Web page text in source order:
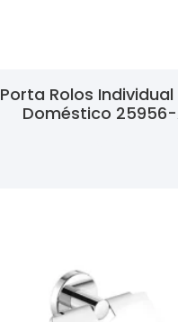
Porta Rolos
Doméstico